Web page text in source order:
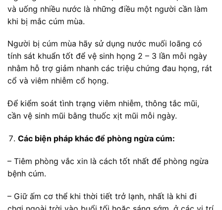
và uống nhiều nước là những điều một người cần làm
khi bị mắc cúm mùa.
Người bị cúm mùa hãy sử dụng nước muối loãng có
tính sát khuẩn tốt để vệ sinh họng 2 – 3 lần mỗi ngày
nhằm hỗ trợ giảm nhanh các triệu chứng đau họng, rát
cổ và viêm nhiễm cổ họng.
Để kiểm soát tình trạng viêm nhiễm, thông tắc mũi,
cần vệ sinh mũi bằng thuốc xịt mũi mỗi ngày.
Các biện pháp khác để phòng ngừa cúm:
– Tiêm phòng vắc xin là cách tốt nhất để phòng ngừa
bệnh cúm.
– Giữ ấm cơ thể khi thời tiết trở lạnh, nhất là khi đi